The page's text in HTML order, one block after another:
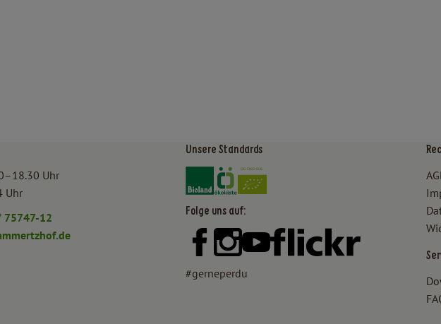
Uhr
Uhr
75747-12
Unsere Standards
Externer Link zu https://www.bioland.de/
Externer Link zu https://
Folge uns auf:
Externer Link zu https://www.facebook.com/
Externer Link zu https://
Externer Link zu https://Externer Link
#gerneperdu